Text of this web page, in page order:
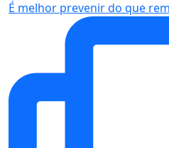
É melhor prevenir do que